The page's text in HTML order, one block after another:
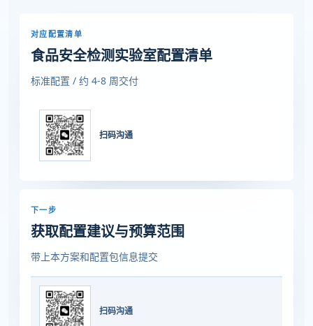
对应配置清单
食品安全检测实验室配置清单
标准配置 / 约 4-8 周交付
扫码沟通
下一步
获取配置建议与预算范围
带上本方案和配置包信息提交
扫码沟通